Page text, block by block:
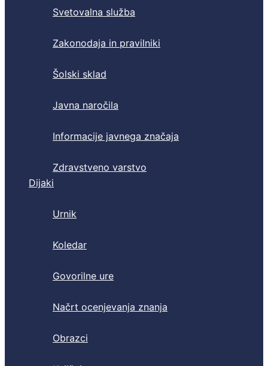
Svetovalna služba
Zakonodaja in pravilniki
Šolski sklad
Javna naročila
Informacije javnega značaja
Zdravstveno varstvo
Dijaki
Urnik
Koledar
Govorilne ure
Načrt ocenjevanja znanja
Obrazci